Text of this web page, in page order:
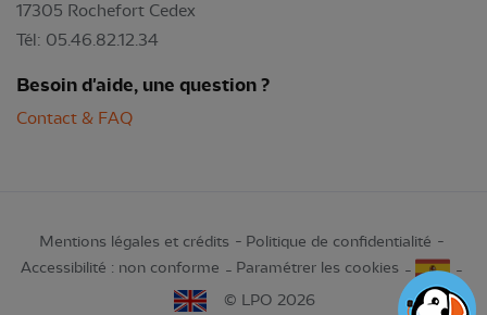
17305 Rochefort Cedex
Tél: 05.46.82.12.34
Besoin d'aide, une question ?
Contact & FAQ
Mentions légales et crédits
Politique de confidentialité
Accessibilité : non conforme
Paramétrer les cookies
© LPO 2026